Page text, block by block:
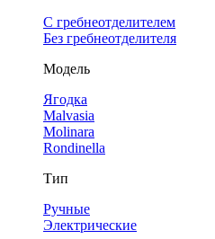
С гребнеотделителем
Без гребнеотделителя
Модель
Ягодка
Malvasia
Molinara
Rondinella
Тип
Ручные
Электрические